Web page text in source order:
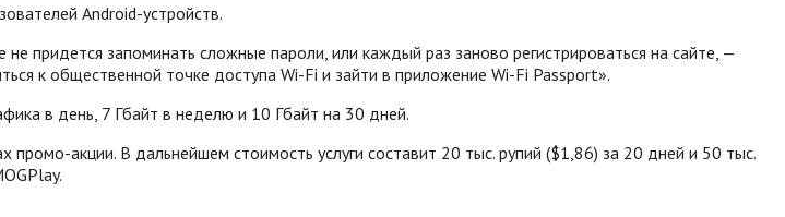
Android-устройств.
придется запоминать сложные пароли, или каждый раз заново регистрироваться на сайте, —
к общественной точке доступа Wi-Fi и зайти в приложение Wi-Fi Passport».
в день, 7 Гбайт в неделю и 10 Гбайт на 30 дней.
промо-акции. В дальнейшем стоимость услуги составит 20 тыс. рупий ($1,86) за 20 дней и 50 тыс.